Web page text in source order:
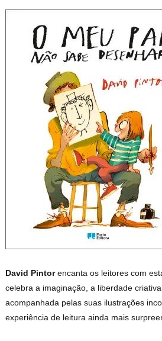
David Pintorencanta os leitores com
celebra a imaginação, a liberdade
acompanhada pelas suas ilustrações
experiência de leitura ainda mais